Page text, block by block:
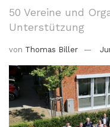
50 Vereine und
Unterstützung
von Thomas Biller